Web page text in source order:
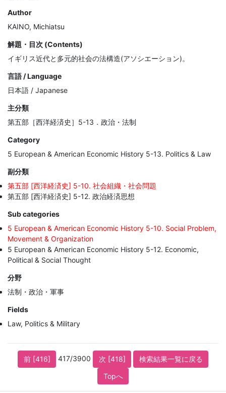
Author
KAINO, Michiatsu
解題・目次 (Contents)
イギリス近代と多元的社会の法構造(アソシエーション)。
言語 / Language
日本語 / Japanese
主分類
第五部［西洋経済史］5-13．政治・法制
Category
5 European & American Economic History 5-13. Politics & Law
副分類
第五部 [西洋経済史] 5-10. 社会組織・社会問題
第五部 [西洋経済史] 5-12. 政治経済思想
Sub categories
5 European & American Economic History 5-10. Social Problem,
Movement & Organization
5 European & American Economic History 5-12. Economic,
Political & Social Thought
分野
法制・政治・軍事
Fields
Law, Politics & Military
前 [416] 417/3900 次 [418]
検索結果一覧に戻る
Topへ